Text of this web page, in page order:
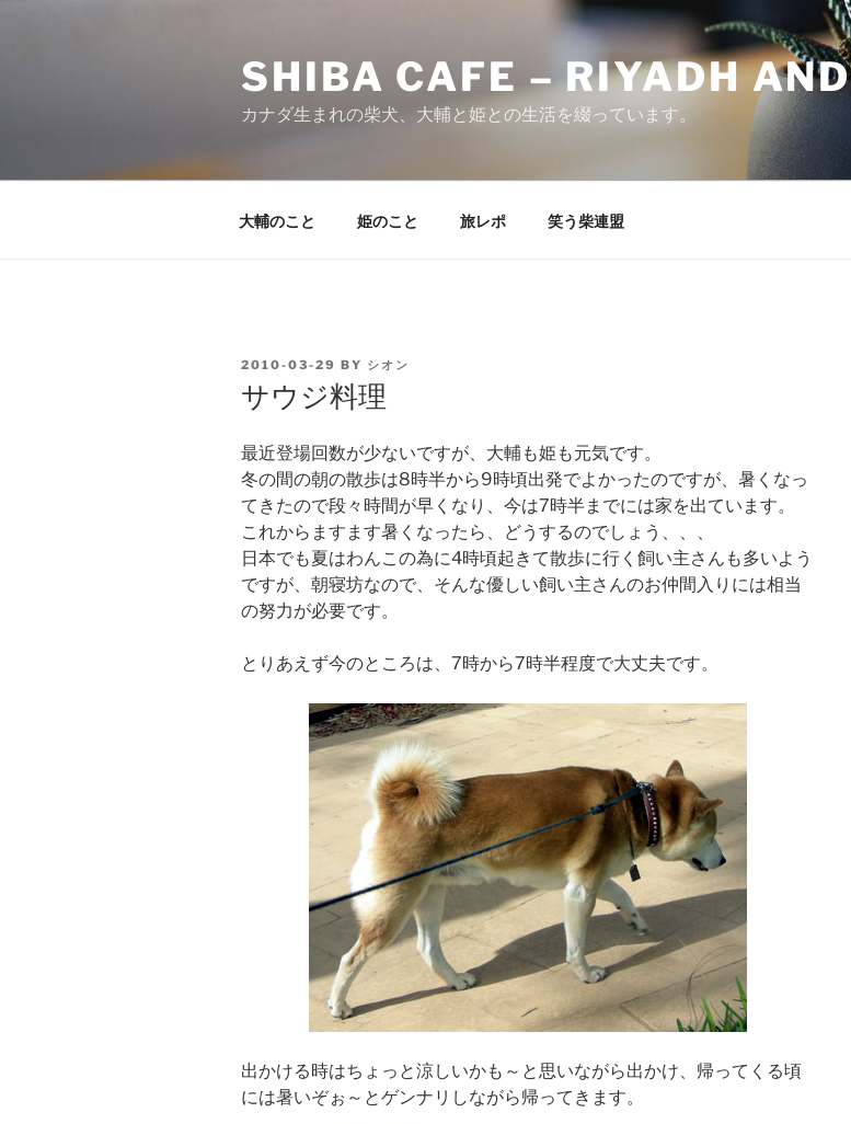
SHIBA CAFE – RIYADH
カナダ生まれの柴犬、大輔と姫との生活を綴っています。
大輔のこと 姫のこと 旅レポ 笑う柴連盟
POSTED
2010-03-29 BY シオン
サウジ料理
最近登場回数が少ないですが、大輔も姫も元気です。
冬の間の朝の散歩は8時半から9時頃出発でよかったのですが、暑くなっ
てきたので段々時間が早くなり、今は7時半までには家を出ています。
これからますます暑くなったら、どうするのでしょう、、、
日本でも夏はわんこの為に4時頃起きて散歩に行く飼い主さんも多いよう
ですが、朝寝坊なので、そんな優しい飼い主さんのお仲間入りには相当
の努力が必要です。
とりあえず今のところは、7時から7時半程度で大丈夫です。
出かける時はちょっと涼しいかも～と思いながら出かけ、帰ってくる頃
には暑いぞぉ～とゲンナリしながら帰ってきます。